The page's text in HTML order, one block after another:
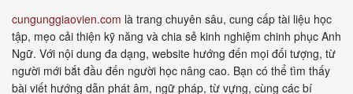
cungunggiaovien.com là trang chuyên sâu, cung cấp tài liệu học
tập, mẹo cải thiện kỹ năng và chia sẻ kinh nghiệm chinh phục Anh
Ngữ. Với nội dung đa dạng, website hướng đến mọi đối tượng, từ
người mới bắt đầu đến người học nâng cao. Bạn có thể tìm thấy
bài viết hướng dẫn phát âm, ngữ pháp, từ vựng, cùng các bí